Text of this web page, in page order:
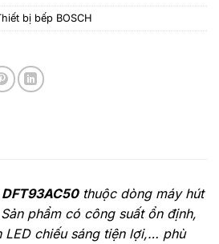
bị bếp BOSCH
thuộc dòng máy hút
phẩm có công suất ổn định,
LED chiếu sáng tiện lợi,… phù